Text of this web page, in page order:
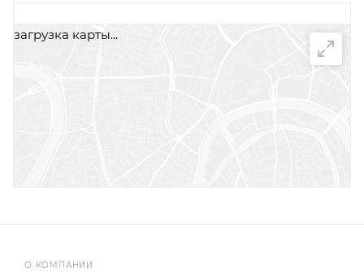
Минеральные Воды, ул. Железноводская, 30Д,
загрузка карты...
О КОМПАНИИ